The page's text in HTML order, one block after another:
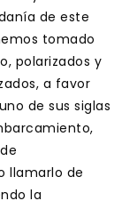
de este
tomado
polarizados y
a favor
de sus siglas
llamarlo de
la